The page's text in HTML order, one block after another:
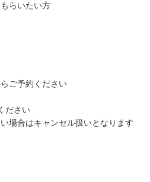
らいたい方
ご予約ください
ださい
場合はキャンセル扱いとなります